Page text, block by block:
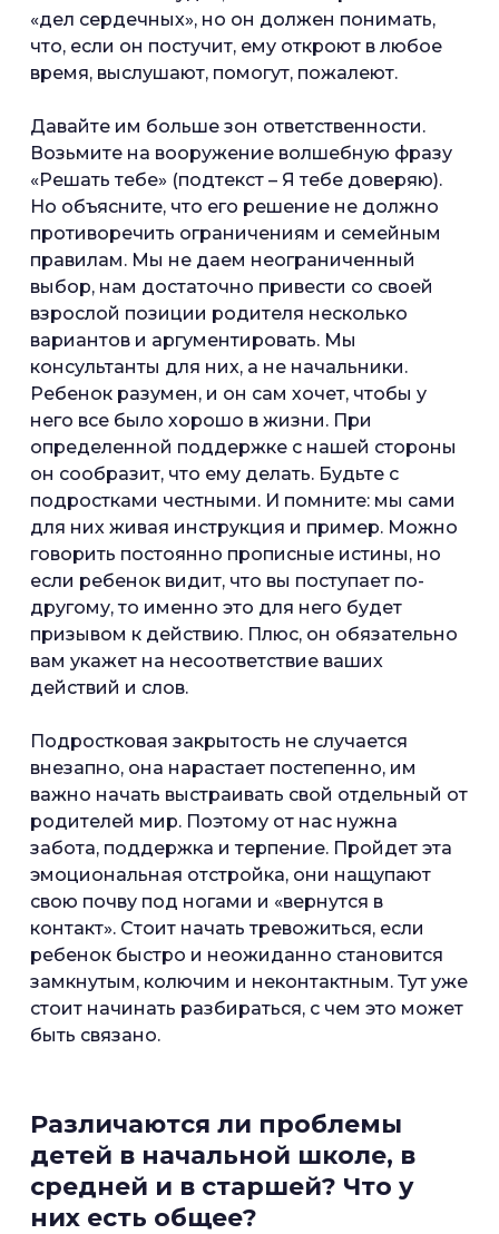
«дел сердечных», но он должен понимать,
что, если он постучит, ему откроют в любое
время, выслушают, помогут, пожалеют.
Давайте им больше зон ответственности.
Возьмите на вооружение волшебную фразу
«Решать тебе» (подтекст – Я тебе доверяю).
Но объясните, что его решение не должно
противоречить ограничениям и семейным
правилам. Мы не даем неограниченный
выбор, нам достаточно привести со своей
взрослой позиции родителя несколько
вариантов и аргументировать. Мы
консультанты для них, а не начальники.
Ребенок разумен, и он сам хочет, чтобы у
него все было хорошо в жизни. При
определенной поддержке с нашей стороны
он сообразит, что ему делать. Будьте с
подростками честными. И помните: мы сами
для них живая инструкция и пример. Можно
говорить постоянно прописные истины, но
если ребенок видит, что вы поступает по-
другому, то именно это для него будет
призывом к действию. Плюс, он обязательно
вам укажет на несоответствие ваших
действий и слов.
Подростковая закрытость не случается
внезапно, она нарастает постепенно, им
важно начать выстраивать свой отдельный от
родителей мир. Поэтому от нас нужна
забота, поддержка и терпение. Пройдет эта
эмоциональная отстройка, они нащупают
свою почву под ногами и «вернутся в
контакт». Стоит начать тревожиться, если
ребенок быстро и неожиданно становится
замкнутым, колючим и неконтактным. Тут уже
стоит начинать разбираться, с чем это может
быть связано.
Различаются ли проблемы
детей в начальной школе, в
средней и в старшей? Что у
них есть общее?